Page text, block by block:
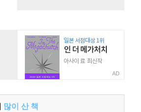
AD
많이 산 책